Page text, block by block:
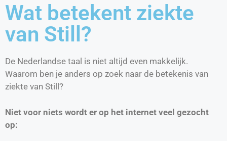
Wat betekent ziekte
van Still?
De Nederlandse taal is niet altijd even makkelijk.
Waarom ben je anders op zoek naar de betekenis van
ziekte van Still?
Niet voor niets wordt er op het internet veel gezocht
op: